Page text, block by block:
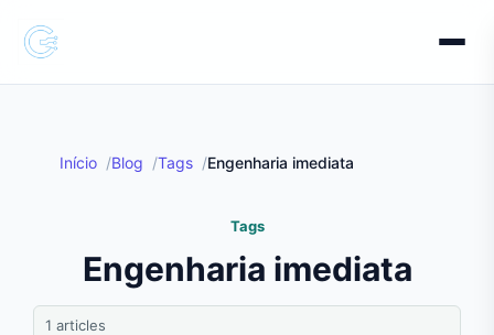
Início Blog Tags Engenharia imediata
Tags
Engenharia imediata
1 articles